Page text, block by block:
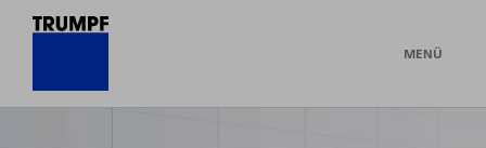
MENÜ